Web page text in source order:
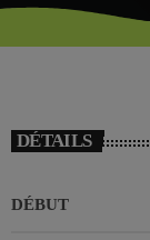
DÉTAILS
DÉBUT